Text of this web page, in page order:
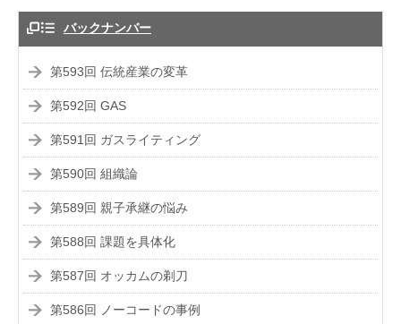
バックナンバー
第593回 伝統産業の変革
第592回 GAS
第591回 ガスライティング
第590回 組織論
第589回 親子承継の悩み
第588回 課題を具体化
第587回 オッカムの剃刀
第586回 ノーコードの事例